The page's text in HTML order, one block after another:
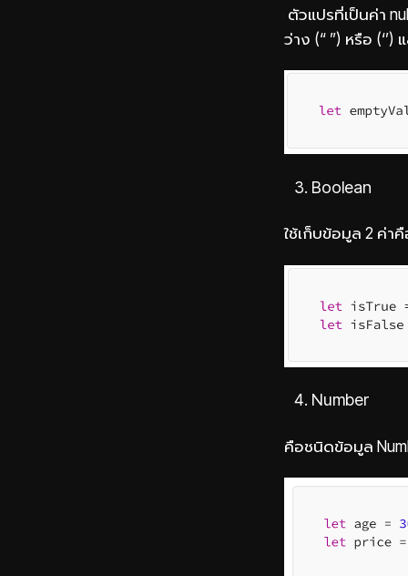
ตัวแปรที่เป็นค่า
ว่าง (“ ”) หรือ
Boolean
ใช้เก็บข้อมูล 2 ค่า
Number
คือชนิดข้อมูล